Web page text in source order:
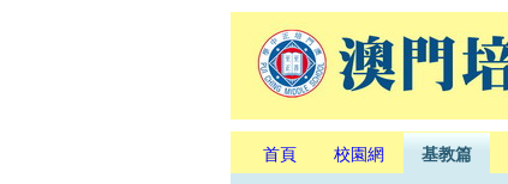
首頁 校園網 基教篇